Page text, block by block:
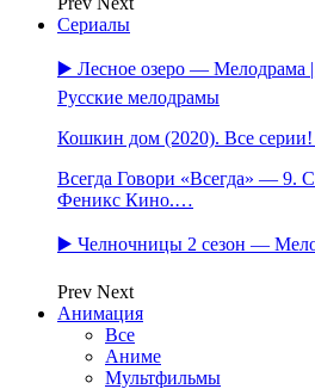
Сериалы
▶️ Лесное озеро —
Русские мелодрамы
Кошкин дом (2020). Все серии!
Всегда Говори «Всегда» — 9.
Феникс Кино.…
▶️ Челночницы 2 сезон —
Prev Next
Анимация
Все
Аниме
Мультфильмы